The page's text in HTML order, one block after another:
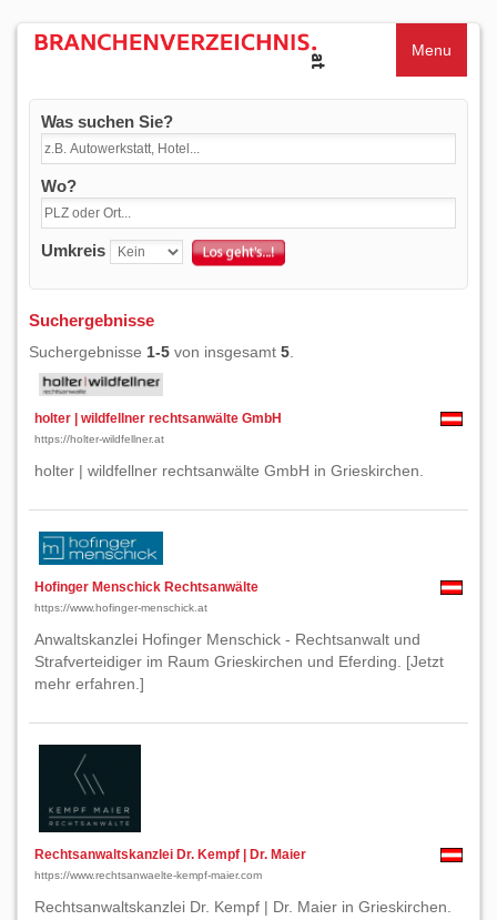
Menu
Was suchen Sie?
Wo?
Umkreis
Suchergebnisse
Suchergebnisse 1-5 von insgesamt 5
holter | wildfellner rechtsanwälte GmbH
https://holter-wildfellner.at
holter | wildfellner rechtsanwälte GmbH in Grieskirchen.
Hofinger Menschick Rechtsanwälte
https://www.hofinger-menschick.at
Anwaltskanzlei Hofinger Menschick - Rechtsanwalt und
Strafverteidiger im Raum Grieskirchen und Eferding. [Jetzt
mehr erfahren.]
Rechtsanwaltskanzlei Dr. Kempf | Dr. Maier
https://www.rechtsanwaelte-kempf-maier.com
Rechtsanwaltskanzlei Dr. Kempf | Dr. Maier in Grieskirchen.